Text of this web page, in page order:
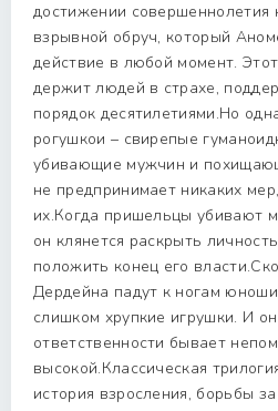
достижении
взрывной обруч, который
действие в любой момент.
держит людей в страхе,
порядок десятилетиями.Но
рогушкои – свирепые
убивающие мужчин и
не предпринимает никаких
их.Когда пришельцы убивают
он клянется раскрыть
положить конец его
Дердейна падут к ногам
слишком хрупкие игрушки. И
ответственности бывает
высокой.Классическая
история взросления, борьбы